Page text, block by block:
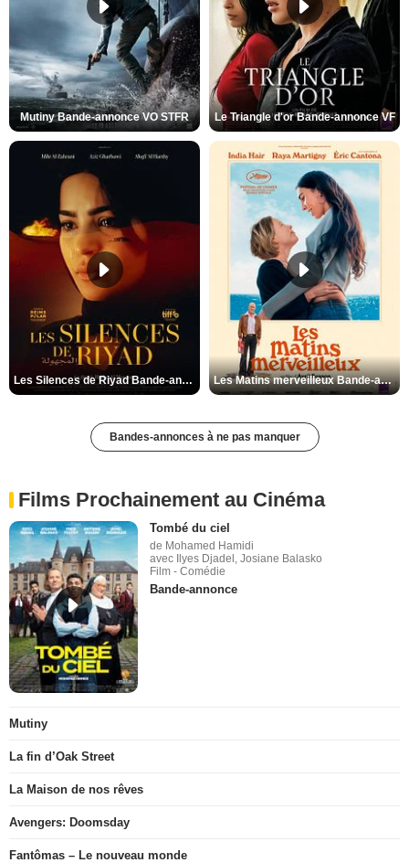
Mutiny Bande-annonce VO STFR Le Triangle d'or Bande-annonce VF
Les Silences de Riyad Bande-annonce VO STFR Les Matins merveilleux Bande-annonce VF
Bandes-annonces à ne pas manquer
Films Prochainement au Cinéma
Tombé du ciel
de Mohamed Hamidi
avec Ilyes Djadel, Josiane Balasko
Film - Comédie
Bande-annonce
Mutiny
La fin d’Oak Street
La Maison de nos rêves
Avengers: Doomsday
Fantômas – Le nouveau monde